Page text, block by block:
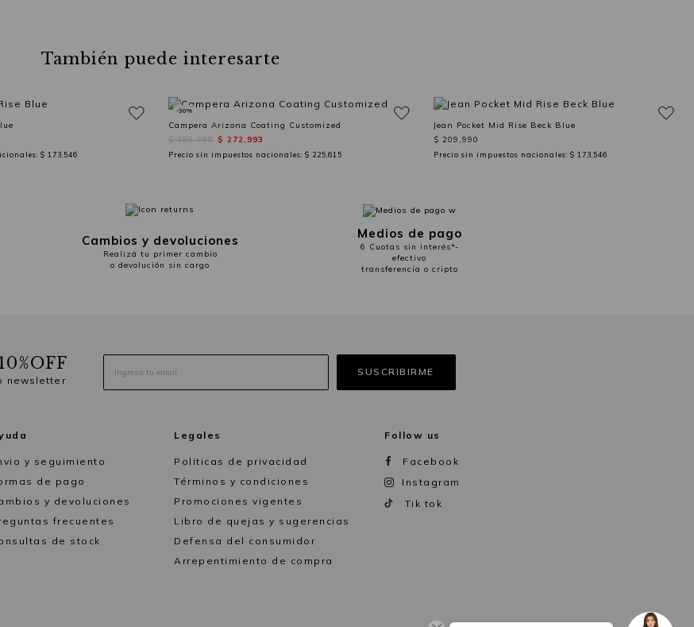
También puede interesarte
$ 173,546
Campera Arizona Coating Customized
$ 389,990 $ 272,993
Precio sin impuestos nacionales: $ 225,615
-30%
Jean Pocket Mid Rise Beck Blue
$ 209,990
Precio sin impuestos nacionales: $ 173,546
Cambios y devoluciones
Realizá tu primer cambio
o devolución sin cargo
Medios de pago
6 Cuotas sin interés*-
efectivo
transferencia o cripto
newsletter
y seguimiento
de pago
y devoluciones
frecuentes
de stock
Legales
Politicas de privacidad
Términos y condiciones
Promociones vigentes
Libro de quejas y sugerencias
Defensa del consumidor
Arrepentimiento de compra
Follow us
Facebook
Instagram
Tik tok